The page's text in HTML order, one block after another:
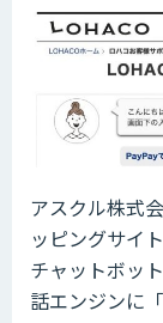
アスクル株式
ッピングサイ
チャットボッ
話エンジンに